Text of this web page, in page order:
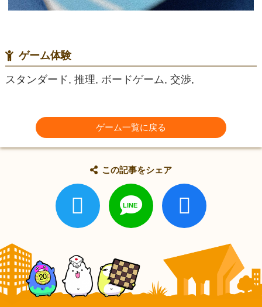
ゲーム体験
スタンダード, 推理, ボードゲーム, 交渉,
ゲーム一覧に戻る
この記事をシェア